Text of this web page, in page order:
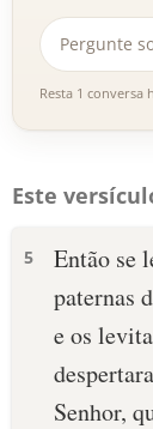
Resta 1 conversa
Este
5
Então se
paternas
e os
Senhor,